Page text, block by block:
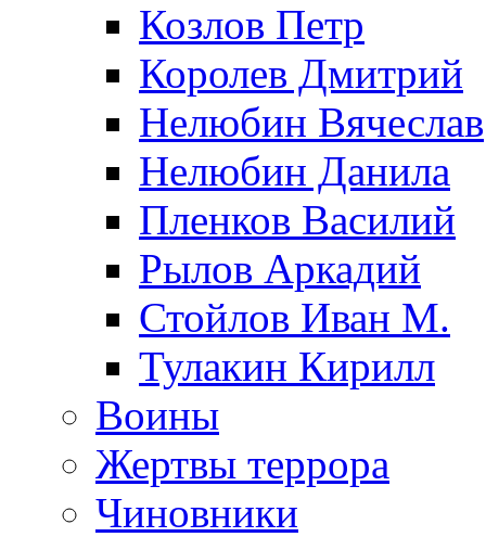
Козлов Петр
Королев Дмитрий
Нелюбин Вячеслав
Нелюбин Данила
Пленков Василий
Рылов Аркадий
Стойлов Иван М.
Тулакин Кирилл
Воины
Жертвы террора
Чиновники